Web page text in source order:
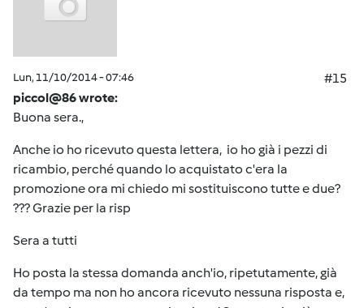
Lun, 11/10/2014 - 07:46
#15
piccol@86 wrote:
Buona sera.,
Anche io ho ricevuto questa lettera, io ho già i pezzi di
ricambio, perché quando lo acquistato c'era la
promozione ora mi chiedo mi sostituiscono tutte e due?
??? Grazie per la risp
Sera a tutti
Ho posta la stessa domanda anch'io, ripetutamente, già
da tempo ma non ho ancora ricevuto nessuna risposta e,